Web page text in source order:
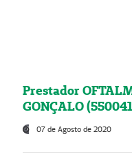
Prestador
GONÇALO
07 de Agosto de 2020